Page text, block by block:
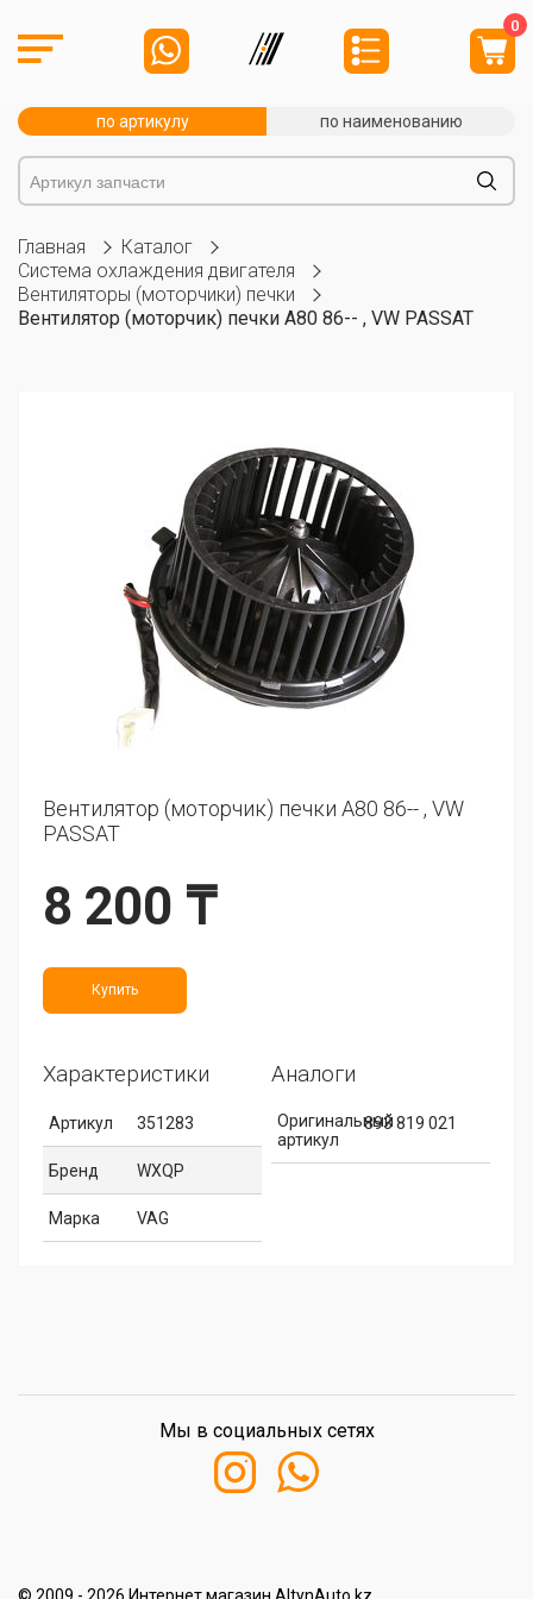
0
по артикулу по наименованию
Главная
Каталог
Система охлаждения двигателя
Вентиляторы (моторчики) печки
Вентилятор (моторчик) печки A80 86-- , VW PASSAT
Вентилятор (моторчик) печки A80 86-- , VW
PASSAT
8 200 ₸
Купить
Характеристики
Артикул 351283
Бренд WXQP
Марка VAG
Аналоги
Оригинальный
артикул
893 819 021
Мы в социальных сетях